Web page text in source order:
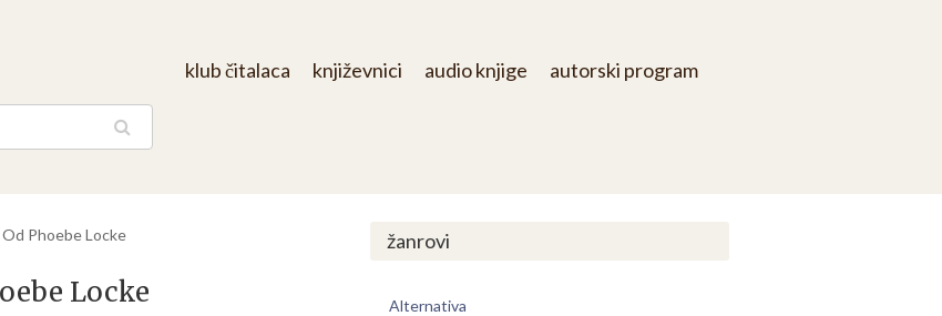
klub čitalaca književnici audio knjige autorski program
Phoebe Locke
Locke
žanrovi
Alternativa